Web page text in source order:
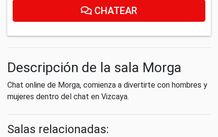
CHATEAR
Descripción de la sala Morga
Chat online de Morga, comienza a divertirte con hombres y
mujeres dentro del chat en Vizcaya.
Salas relacionadas: